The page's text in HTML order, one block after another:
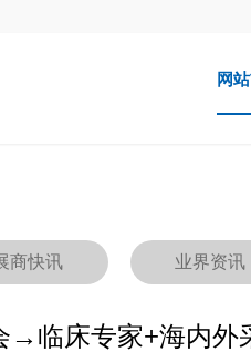
网
商快讯 业界资讯
→临床专家+海内外